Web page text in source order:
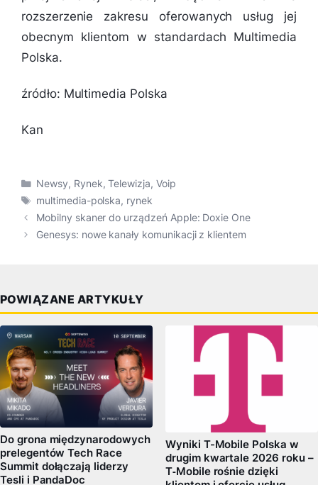
rozszerzenie zakresu oferowanych usług jej
obecnym klientom w standardach Multimedia
Polska.
źródło: Multimedia Polska
Kan
Kategorie
Newsy, Rynek,Telewizja, Voip
Tagi
multimedia-polska, rynek
Mobilny skaner do urządzeń Apple: Doxie One
Genesys: nowe kanały komunikacji z klientem
POWIĄZANE ARTYKUŁY
Do grona międzynarodowych
prelegentów Tech Race
Summit dołączają liderzy
Tesli i PandaDoc
Wyniki T-Mobile Polska w
drugim kwartale 2026 roku –
T‑Mobile rośnie dzięki